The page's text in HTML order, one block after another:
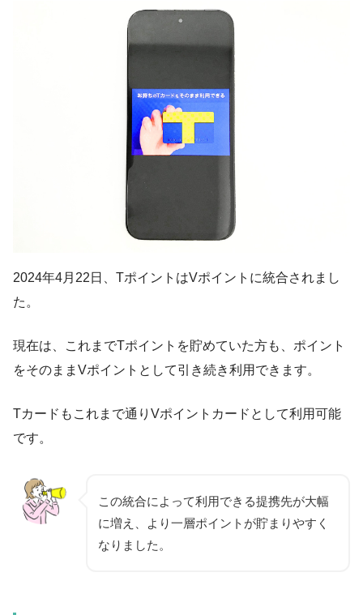
2024年4月22日、TポイントはVポイントに統合されまし
た。
現在は、これまでTポイントを貯めていた方も、ポイント
をそのままVポイントとして引き続き利用できます。
Tカードもこれまで通りVポイントカードとして利用可能
です。
この統合によって利用できる提携先が大幅
に増え、より一層ポイントが貯まりやすく
なりました。